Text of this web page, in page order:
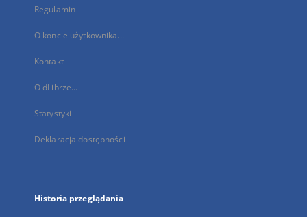
Regulamin
O koncie użytkownika...
Kontakt
O dLibrze...
Statystyki
Deklaracja dostępności
Historia przeglądania